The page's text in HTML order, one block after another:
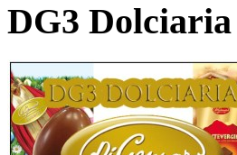
DG3 Dolciaria